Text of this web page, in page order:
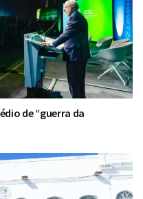
de “guerra da